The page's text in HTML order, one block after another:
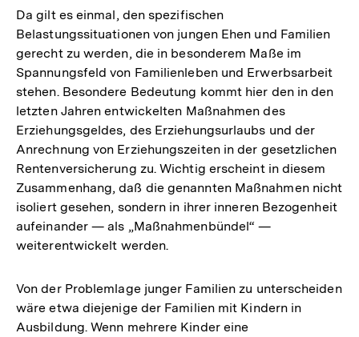
Da gilt es einmal, den spezifischen
Belastungssituationen von jungen Ehen und Familien
gerecht zu werden, die in besonderem Maße im
Spannungsfeld von Familienleben und Erwerbsarbeit
stehen. Besondere Bedeutung kommt hier den in den
letzten Jahren entwickelten Maßnahmen des
Erziehungsgeldes, des Erziehungsurlaubs und der
Anrechnung von Erziehungszeiten in der gesetzlichen
Rentenversicherung zu. Wichtig erscheint in diesem
Zusammenhang, daß die genannten Maßnahmen nicht
isoliert gesehen, sondern in ihrer inneren Bezogenheit
aufeinander — als „Maßnahmenbündel“ —
weiterentwickelt werden.
Von der Problemlage junger Familien zu unterscheiden
wäre etwa diejenige der Familien mit Kindern in
Ausbildung. Wenn mehrere Kinder eine